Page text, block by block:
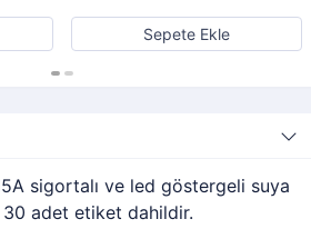
Sepete Ekle
sigortalı ve led göstergeli suya
30 adet etiket dahildir.